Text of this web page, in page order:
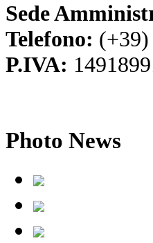
Sede
Telefono:
P.IVA:
Photo News